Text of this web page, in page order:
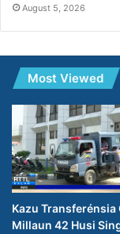
August 5, 2026
Most Viewed
Kazu Transferénsia
Millaun 42 Husi